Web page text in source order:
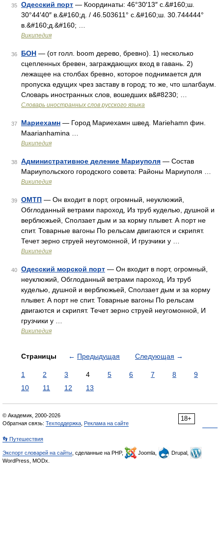
35 Одесский порт — Координаты: 46°30′13″ с.&#160;ш.
30°44′40″ в.&#160;д. / 46.503611° с.&#160;ш. 30.744444°
в.&#160;д.&#160; …
Википедия
36 БОН — (от голл. boom дерево, бревно). 1) несколько
сцепленных бревен, заграждающих вход в гавань. 2)
лежащее на столбах бревно, которое поднимается для
пропуска едущих чрез заставу в город; то же, что шлагбаум.
Словарь иностранных слов, вошедших в&#8230; …
Словарь иностранных слов русского языка
37 Мариехамн — Город Мариехамн швед. Mariehamn фин.
Maarianhamina …
Википедия
38 Административное деление Мариуполя — Состав
Мариупольского городского совета: Районы Мариуполя …
Википедия
39 ОМТП — Он входит в порт, огромный, неуклюжий,
Обглоданный ветрами пароход, Из труб куделью, душной и
верблюжьей, Сползает дым и за корму плывет. А порт не
спит. Товарные вагоны По рельсам двигаются и скрипят.
Течет зерно струей неугомонной, И грузчики у …
Википедия
40 Одесский морской порт — Он входит в порт, огромный,
неуклюжий, Обглоданный ветрами пароход, Из труб
куделью, душной и верблюжьей, Сползает дым и за корму
плывет. А порт не спит. Товарные вагоны По рельсам
двигаются и скрипят. Течет зерно струей неугомонной, И
грузчики у …
Википедия
Страницы ← Предыдущая Следующая →
1 2 3 4 5 6 7 8
9
10
11 12 13
18+
© Академик, 2000-2026
Обратная связь: Техподдержка Реклама на сайте
👣 Путешествия
Экспорт словарей на сайты , сделанные на PHP, Joomla,
Drupal,
WordPress, MODx.